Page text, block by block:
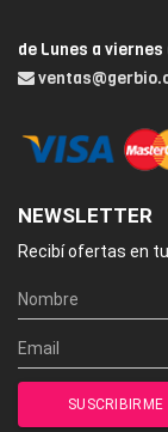
de Lunes a viernes
NEWSLETTER
Recibí ofertas en